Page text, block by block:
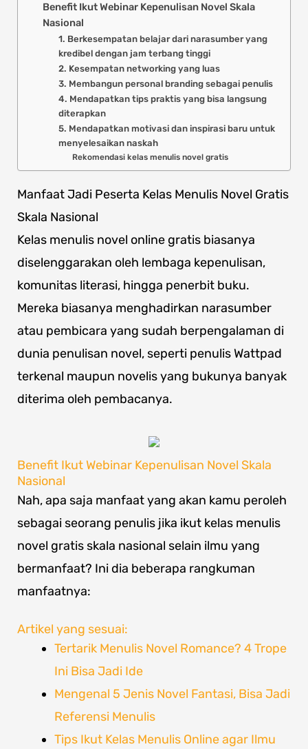
Benefit Ikut Webinar Kepenulisan Novel Skala
Nasional
1. Berkesempatan belajar dari narasumber yang
kredibel dengan jam terbang tinggi
2. Kesempatan networking yang luas
3. Membangun personal branding sebagai penulis
4. Mendapatkan tips praktis yang bisa langsung
diterapkan
5. Mendapatkan motivasi dan inspirasi baru untuk
menyelesaikan naskah
Rekomendasi kelas menulis novel gratis
Manfaat Jadi Peserta Kelas Menulis Novel Gratis
Skala Nasional
Kelas menulis novel online gratis biasanya
diselenggarakan oleh lembaga kepenulisan,
komunitas literasi, hingga penerbit buku.
Mereka biasanya menghadirkan narasumber
atau pembicara yang sudah berpengalaman di
dunia penulisan novel, seperti penulis Wattpad
terkenal maupun novelis yang bukunya banyak
diterima oleh pembacanya.
Benefit Ikut Webinar Kepenulisan Novel Skala
Nasional
Nah, apa saja manfaat yang akan kamu peroleh
sebagai seorang penulis jika ikut kelas menulis
novel gratis skala nasional selain ilmu yang
bermanfaat? Ini dia beberapa rangkuman
manfaatnya:
Artikel yang sesuai:
Tertarik Menulis Novel Romance? 4 Trope
Ini Bisa Jadi Ide
Mengenal 5 Jenis Novel Fantasi, Bisa Jadi
Referensi Menulis
Tips Ikut Kelas Menulis Online agar Ilmu